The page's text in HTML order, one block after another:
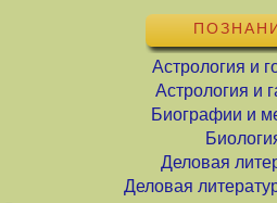
Астрология и
Астрология и
Биографии и
Деловая
Деловая